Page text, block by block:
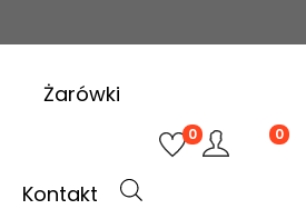
Żarówki
Kontakt
0 0